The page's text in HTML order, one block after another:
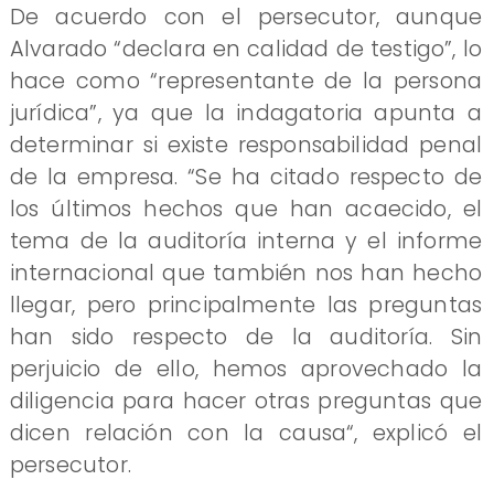
De acuerdo con el persecutor, aunque
Alvarado “declara en calidad de testigo”, lo
hace como “representante de la persona
jurídica”, ya que la indagatoria apunta a
determinar si existe responsabilidad penal
de la empresa. “Se ha citado respecto de
los últimos hechos que han acaecido, el
tema de la auditoría interna y el informe
internacional que también nos han hecho
llegar, pero principalmente las preguntas
han sido respecto de la auditoría. Sin
perjuicio de ello, hemos aprovechado la
diligencia para hacer otras preguntas que
dicen relación con la causa“, explicó el
persecutor.